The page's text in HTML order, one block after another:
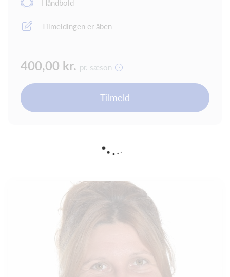
Håndbold
Tilmeldingen er åben
400,00 kr. pr. sæson
Tilmeld